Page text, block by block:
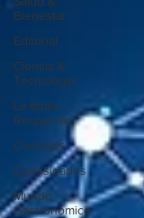
Bienestar
Editorial
Ciencia &
Tecnología
La Biblia
Responde
Consejos
Curiosidades
Mundo
Gastronómico